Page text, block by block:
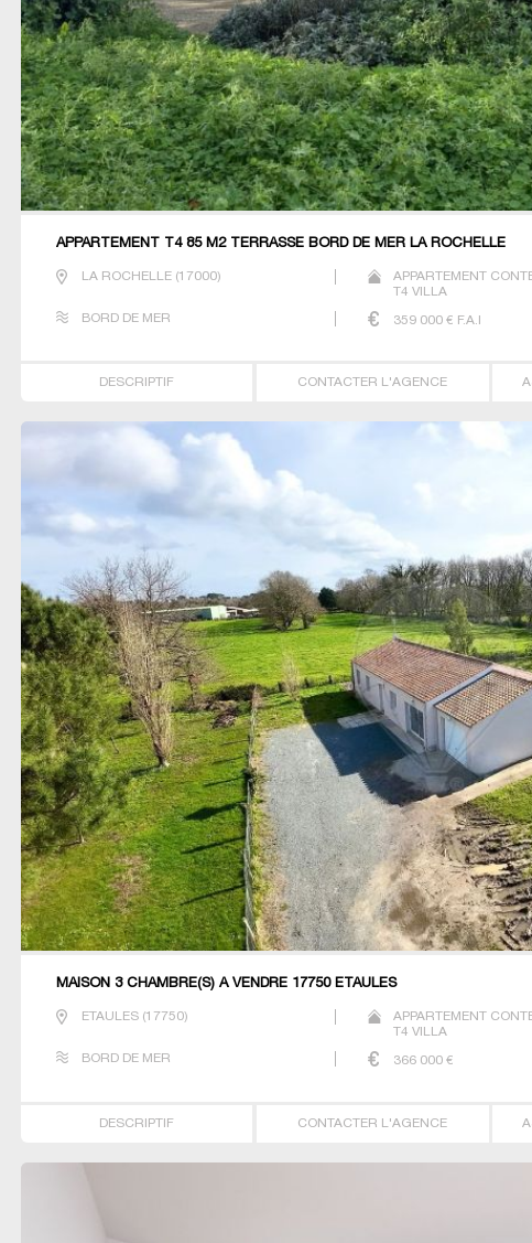
APPARTEMENT T4 85 M2 TERRASSE BORD DE MER LA ROCHELLE
LA ROCHELLE(17000)
APPARTEMENT
T4 VILLA
BORD DE MER 359 000€ F.A.I
DESCRIPTIF CONTACTER L'AGENCE
MAISON 3 CHAMBRE(S) À VENDRE 17750 ETAULES
ETAULES(17750)
APPARTEMENT
T4 VILLA
BORD DE MER 366 000€
DESCRIPTIF CONTACTER L'AGENCE